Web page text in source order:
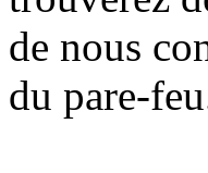
de nous
du pare-